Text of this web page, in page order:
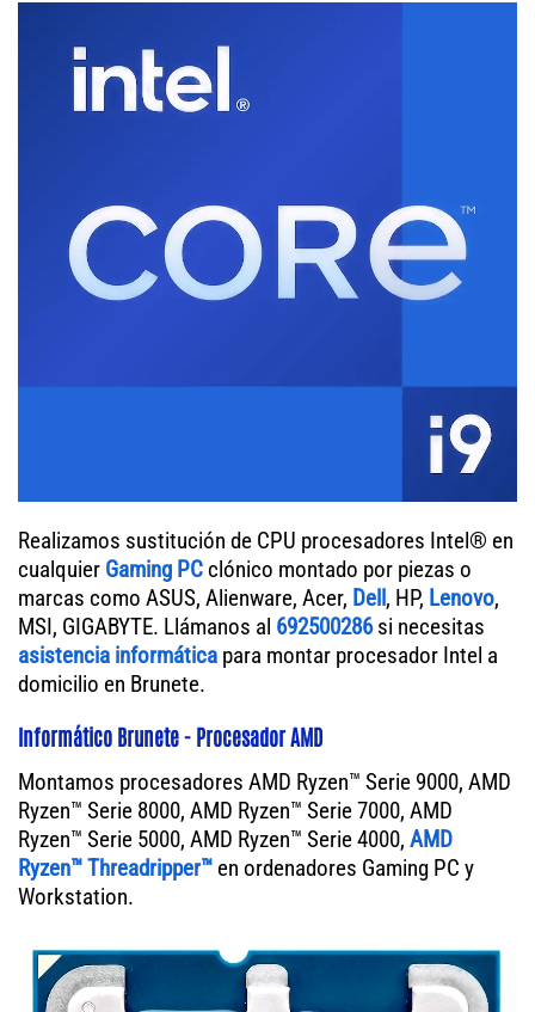
Realizamos sustitución de CPU procesadores Intel® en
cualquier Gaming PC clónico montado por piezas o
marcas como ASUS, Alienware, Acer, Dell, HP, Lenovo,
MSI, GIGABYTE. Llámanos al 692500286si necesitas
asistencia informática para montar procesador Intel a
domicilio en Brunete.
Informático Brunete - Procesador AMD
Montamos procesadores AMD Ryzen™ Serie 9000, AMD
Ryzen™ Serie 8000, AMD Ryzen™ Serie 7000, AMD
Ryzen™ Serie 5000, AMD Ryzen™ Serie 4000, AMD
Ryzen™ Threadripper™ en ordenadores Gaming PC y
Workstation.